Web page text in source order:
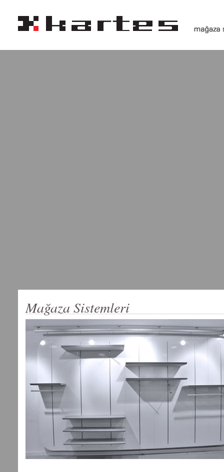
Mağaza Sistemleri